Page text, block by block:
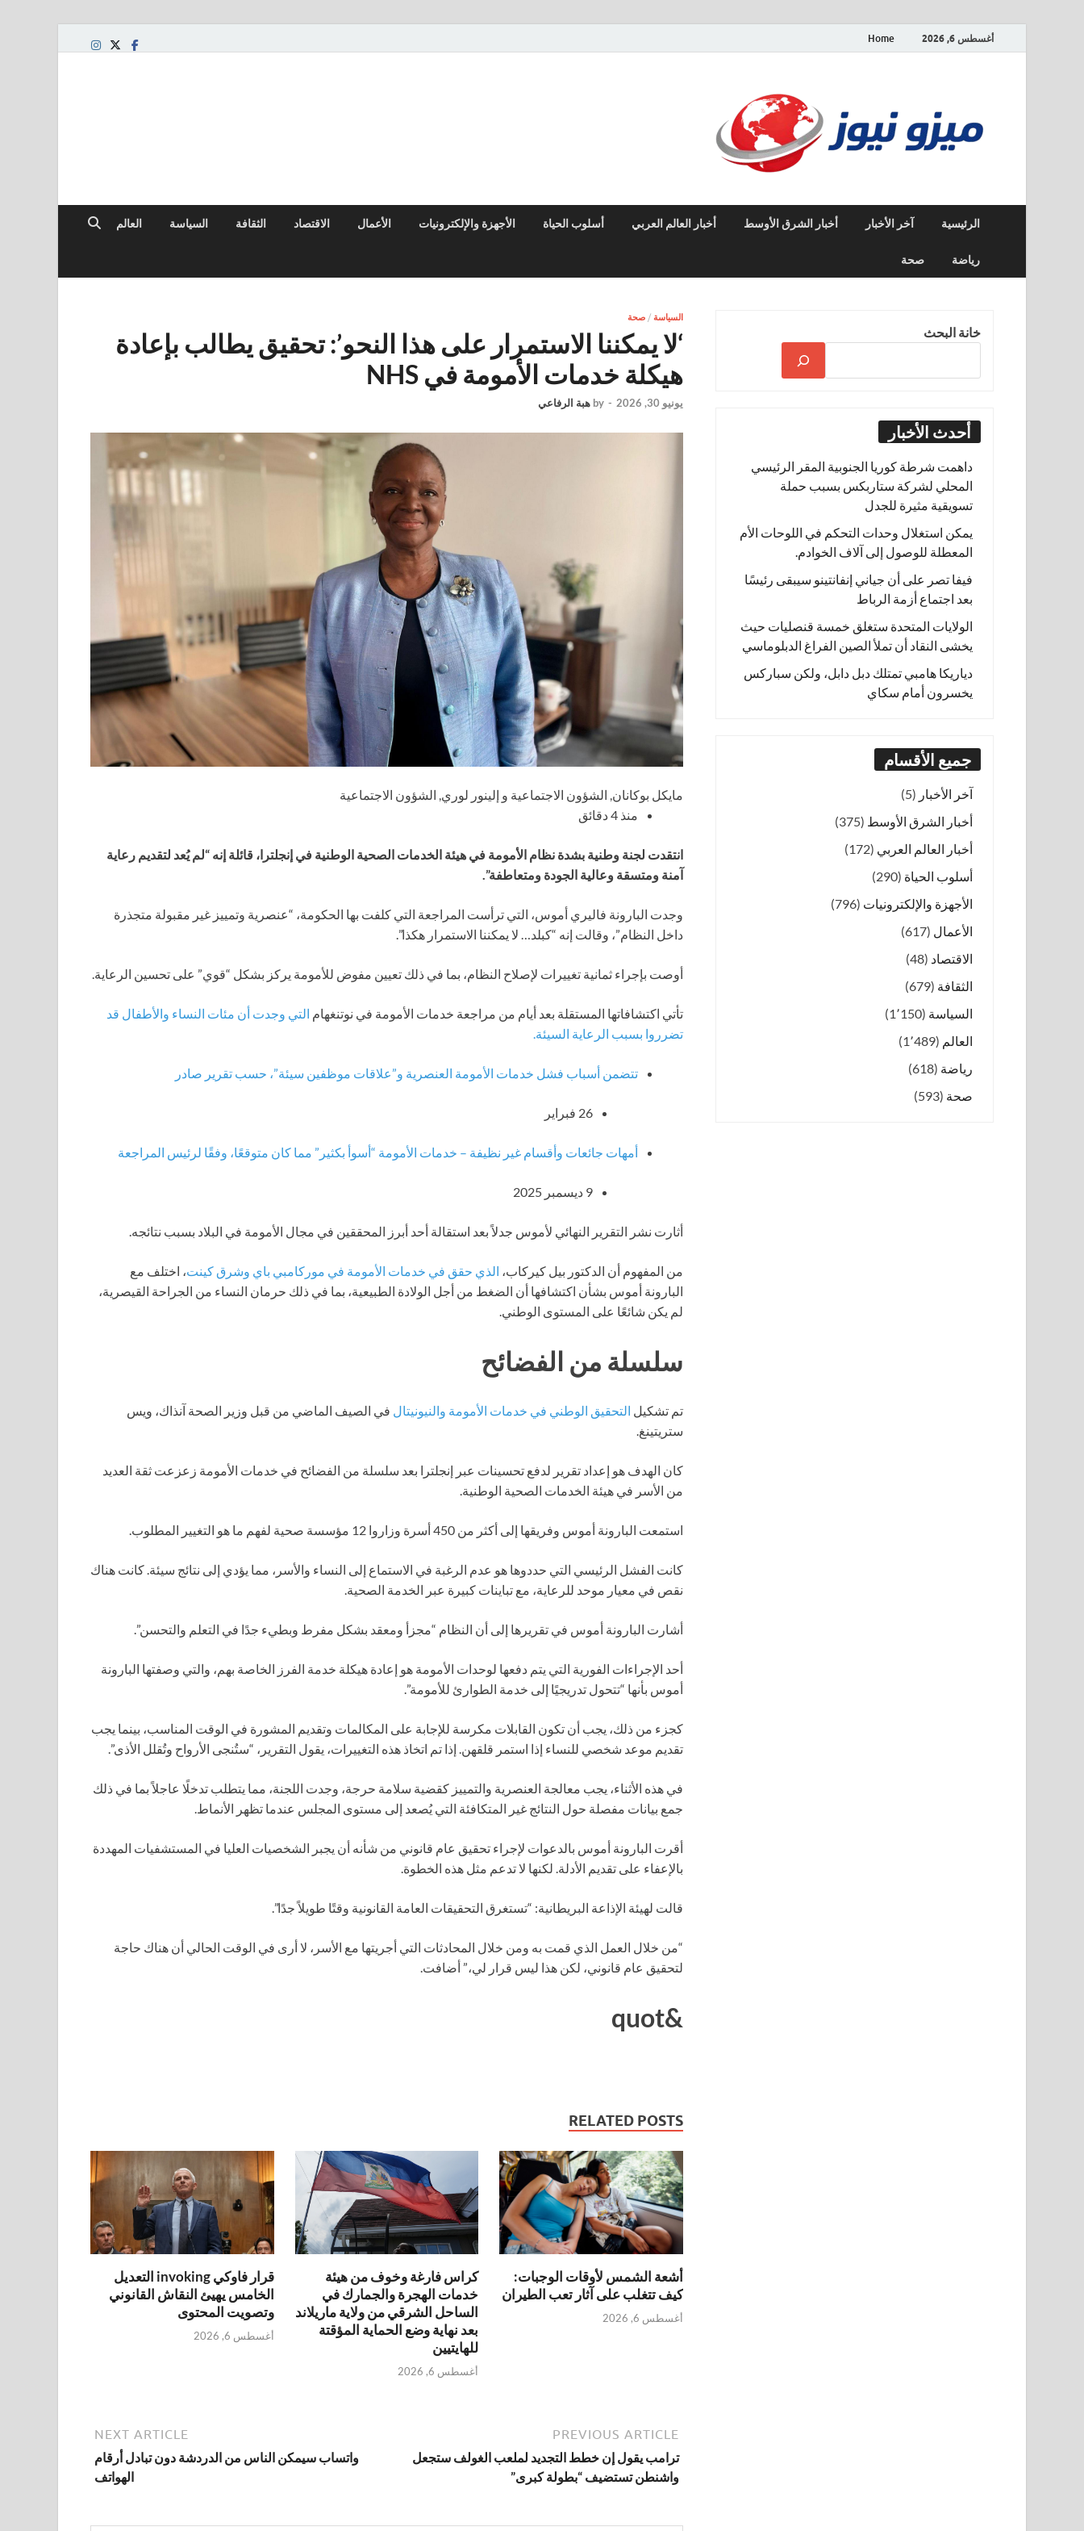
أغسطس 6, 2026 Home
الرئيسية آخر الأخبار أخبار الشرق الأوسط أخبار العالم العربي أسلوب الحياة الأجهزة والإلكترونيات الأعمال الاقتصاد الثقافة السياسة العالم
رياضة صحة
السياسة / صحة
‘لا يمكننا الاستمرار على هذا النحو’: تحقيق يطالب بإعادة
هيكلة خدمات الأمومة في NHS
يونيو 30, 2026 -
by هبة الرفاعي
مايكل بوكانان, الشؤون الاجتماعية و إلينور لوري, الشؤون الاجتماعية
منذ 4 دقائق
انتقدت لجنة وطنية بشدة نظام الأمومة في هيئة الخدمات الصحية الوطنية في إنجلترا، قائلة إنه “لم يُعد لتقديم رعاية
آمنة ومتسقة وعالية الجودة ومتعاطفة”.
وجدت البارونة فاليري أموس، التي ترأست المراجعة التي كلفت بها الحكومة، “عنصرية وتمييز غير مقبولة متجذرة
داخل النظام”، وقالت إنه “كبلد… لا يمكننا الاستمرار هكذا”.
أوصت بإجراء ثمانية تغييرات لإصلاح النظام، بما في ذلك تعيين مفوض للأمومة يركز بشكل “قوي” على تحسين الرعاية.
تأتي اكتشافاتها المستقلة بعد أيام من مراجعة خدمات الأمومة في نوتنغهام التي وجدت أن مئات النساء والأطفال قد
تضرروا بسبب الرعاية السيئة.
تتضمن أسباب فشل خدمات الأمومة العنصرية و”علاقات موظفين سيئة”، حسب تقرير صادر
26 فبراير
أمهات جائعات وأقسام غير نظيفة – خدمات الأمومة “أسوأ بكثير” مما كان متوقعًا، وفقًا لرئيس المراجعة
9 ديسمبر 2025
أثارت نشر التقرير النهائي لأموس جدلاً بعد استقالة أحد أبرز المحققين في مجال الأمومة في البلاد بسبب نتائجه.
من المفهوم أن الدكتور بيل كيركاب، الذي حقق في خدمات الأمومة في موركامبي باي وشرق كينت، اختلف مع
البارونة أموس بشأن اكتشافها أن الضغط من أجل الولادة الطبيعية، بما في ذلك حرمان النساء من الجراحة القيصرية،
لم يكن شائعًا على المستوى الوطني.
سلسلة من الفضائح
تم تشكيل التحقيق الوطني في خدمات الأمومة والنيونيتال في الصيف الماضي من قبل وزير الصحة آنذاك، ويس
ستريتينغ.
كان الهدف هو إعداد تقرير لدفع تحسينات عبر إنجلترا بعد سلسلة من الفضائح في خدمات الأمومة زعزعت ثقة العديد
من الأسر في هيئة الخدمات الصحية الوطنية.
استمعت البارونة أموس وفريقها إلى أكثر من 450 أسرة وزاروا 12 مؤسسة صحية لفهم ما هو التغيير المطلوب.
كانت الفشل الرئيسي التي حددوها هو عدم الرغبة في الاستماع إلى النساء والأسر، مما يؤدي إلى نتائج سيئة. كانت هناك
نقص في معيار موحد للرعاية، مع تباينات كبيرة عبر الخدمة الصحية.
أشارت البارونة أموس في تقريرها إلى أن النظام “مجزأ ومعقد بشكل مفرط وبطيء جدًا في التعلم والتحسن”.
أحد الإجراءات الفورية التي يتم دفعها لوحدات الأمومة هو إعادة هيكلة خدمة الفرز الخاصة بهم، والتي وصفتها البارونة
أموس بأنها “تتحول تدريجيًا إلى خدمة الطوارئ للأمومة”.
كجزء من ذلك، يجب أن تكون القابلات مكرسة للإجابة على المكالمات وتقديم المشورة في الوقت المناسب، بينما يجب
تقديم موعد شخصي للنساء إذا استمر قلقهن. إذا تم اتخاذ هذه التغييرات، يقول التقرير، “ستُنجى الأرواح وتُقلل الأذى”.
في هذه الأثناء، يجب معالجة العنصرية والتمييز كقضية سلامة حرجة، وجدت اللجنة، مما يتطلب تدخلًا عاجلاً بما في ذلك
جمع بيانات مفصلة حول النتائج غير المتكافئة التي يُصعد إلى مستوى المجلس عندما تظهر الأنماط.
أقرت البارونة أموس بالدعوات لإجراء تحقيق عام قانوني من شأنه أن يجبر الشخصيات العليا في المستشفيات المهددة
بالإعفاء على تقديم الأدلة. لكنها لا تدعم مثل هذه الخطوة.
قالت لهيئة الإذاعة البريطانية: “تستغرق التحقيقات العامة القانونية وقتًا طويلاً جدًا”.
“من خلال العمل الذي قمت به ومن خلال المحادثات التي أجريتها مع الأسر، لا أرى في الوقت الحالي أن هناك حاجة
لتحقيق عام قانوني، لكن هذا ليس قرار لي،” أضافت.
&quot
RELATED POSTS
أشعة الشمس لأوقات الوجبات:
كيف تتغلب على آثار تعب الطيران
أغسطس 6, 2026
كراس فارغة وخوف من هيئة
خدمات الهجرة والجمارك في
الساحل الشرقي من ولاية ماريلاند
بعد نهاية وضع الحماية المؤقتة
للهايتيين
أغسطس 6, 2026
قرار فاوكي invoking التعديل
الخامس يهيئ النقاش القانوني
وتصويت المحتوى
أغسطس 6, 2026
PREVIOUS ARTICLE
ترامب يقول إن خطط التجديد لملعب الغولف ستجعل
واشنطن تستضيف “بطولة كبرى”
NEXT ARTICLE
واتساب سيمكن الناس من الدردشة دون تبادل أرقام
الهواتف
خانة البحث
أحدث الأخبار
داهمت شرطة كوريا الجنوبية المقر الرئيسي
المحلي لشركة ستاربكس بسبب حملة
تسويقية مثيرة للجدل
يمكن استغلال وحدات التحكم في اللوحات الأم
المعطلة للوصول إلى آلاف الخوادم.
فيفا تصر على أن جياني إنفانتينو سيبقى رئيسًا
بعد اجتماع أزمة الرباط
الولايات المتحدة ستغلق خمسة قنصليات حيث
يخشى النقاد أن تملأ الصين الفراغ الدبلوماسي
دياريكا هامبي تمتلك دبل دابل، ولكن سباركس
يخسرون أمام سكاي
جميع الأقسام
آخر الأخبار (5)
أخبار الشرق الأوسط (375)
أخبار العالم العربي (172)
أسلوب الحياة (290)
الأجهزة والإلكترونيات (796)
الأعمال (617)
الاقتصاد (48)
الثقافة (679)
السياسة (1٬150)
العالم (1٬489)
رياضة (618)
صحة (593)